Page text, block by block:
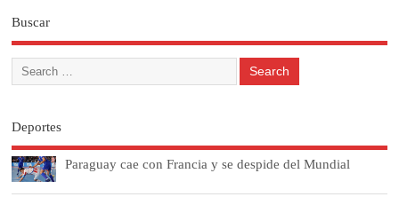
Buscar
Deportes
Paraguay cae con Francia y se despide del Mundial